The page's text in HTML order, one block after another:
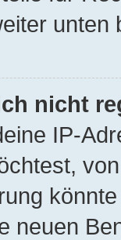
unten
nicht
IP-
neuen